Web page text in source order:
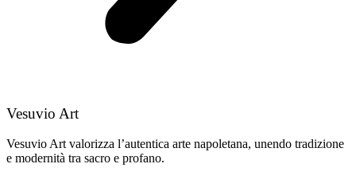
Vesuvio Art
Vesuvio Art valorizza l’autentica arte napoletana, unendo tradizione
e modernità tra sacro e profano.